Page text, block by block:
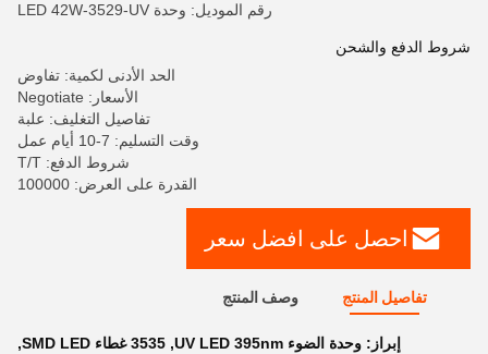
رقم الموديل: وحدة LED 42W-3529-UV
شروط الدفع والشحن
الحد الأدنى لكمية: تفاوض
الأسعار: Negotiate
تفاصيل التغليف: علبة
وقت التسليم: 7-10 أيام عمل
شروط الدفع: T/T
القدرة على العرض: 100000
احصل على افضل سعر
تفاصيل المنتج وصف المنتج
إبراز: وحدة الضوء UV LED 395nm , 3535 غطاء SMD LED
,